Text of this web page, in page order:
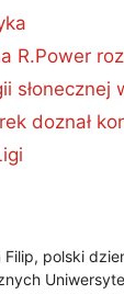
R.Power
słonecznej
doznał
Filip, polski